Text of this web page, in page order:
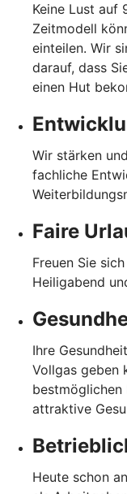
Keine Lust auf
Zeitmodell
einteilen. Wir
darauf, dass
einen Hut
Wir stärken
fachliche
Faire
Freuen Sie
Heiligabend
Ihre
Vollgas geben
bestmöglichen
attraktive
Heute schon